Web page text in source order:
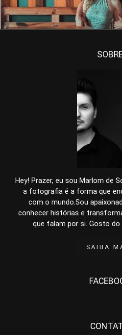
Hey! Prazer, eu sou Marlom de
a fotografia é a forma que
com o mundo.Sou
conhecer histórias e
que falam por si. Gosto do
SAIBA